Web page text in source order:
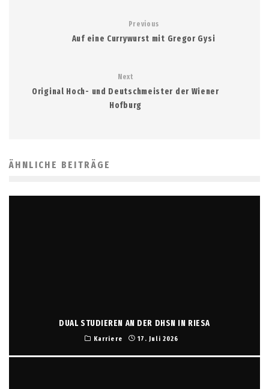
Previous
Auf eine Currywurst mit Gregor Gysi
Next
Original Hoch- und Deutschmeister der Wiener
Hofburg
ÄHNLICHE BEITRÄGE
DUAL STUDIEREN AN DER DHSN IN RIESA
Karriere 17. Juli 2026